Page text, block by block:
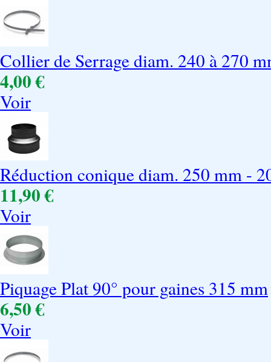
Collier de Serrage diam. 240 à 270
4,00 €
Voir
Réduction conique diam. 250 mm -
11,90 €
Voir
Piquage Plat 90° pour gaines 315 mm
6,50 €
Voir